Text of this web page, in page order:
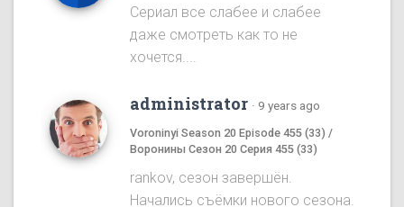
Сериал все слабее и слабее
даже смотреть как то не
хочется....
administrator · 9 years ago
Voroninyi Season 20 Episode 455 (33) /
Воронины Сезон 20 Серия 455 (33)
rankov, сезон завершён.
Начались съёмки нового сезона.